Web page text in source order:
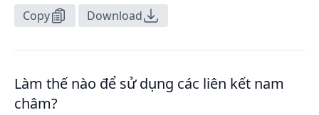
Copy Download
Làm thế nào để sử dụng các liên kết nam
châm?